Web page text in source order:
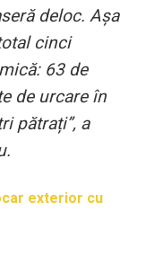
deloc. Așa
cinci
63 de
de urcare în
pătrați”, a
exterior cu